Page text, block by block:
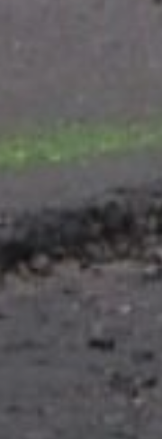
VÁROS
KÖLTSÉGVETÉSI
RENDELETEK